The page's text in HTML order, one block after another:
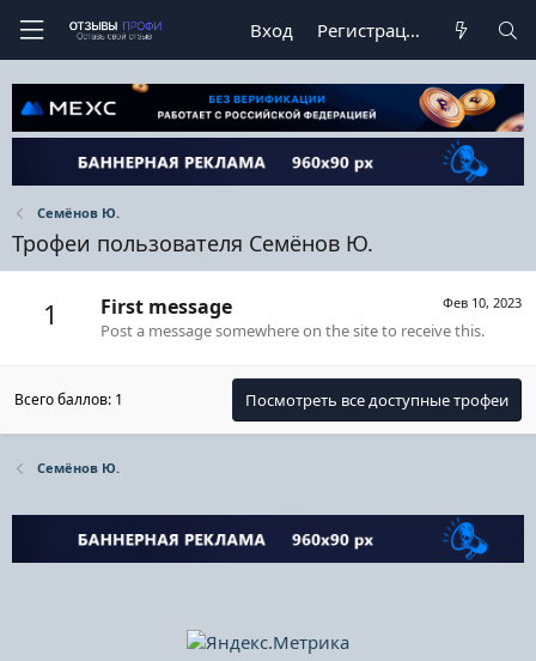
Вход Регистрация
Семёнов Ю.
Трофеи пользователя Семёнов Ю.
1 Фев 10, 2023
First message
Post a message somewhere on the site to receive this.
Всего баллов: 1 Посмотреть все доступные трофеи
Семёнов Ю.